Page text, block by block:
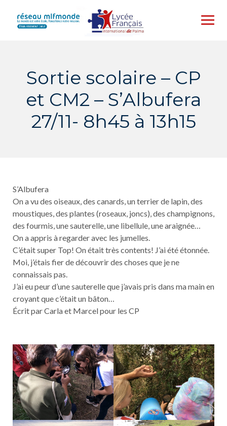
content
Sortie scolaire – CP
et CM2 – S’Albufera
27/11- 8h45 à 13h15
S’Albufera
On a vu des oiseaux, des canards, un terrier de lapin, des
moustiques, des plantes (roseaux, joncs), des champignons,
des fourmis, une sauterelle, une libellule, une araignée…
On a appris à regarder avec les jumelles.
C’était super Top! On était très contents! J’ai été étonnée.
Moi, j’étais fier de découvrir des choses que je ne
connaissais pas.
J’ai eu peur d’une sauterelle que j’avais pris dans ma main en
croyant que c’était un bâton…
Écrit par Carla et Marcel pour les CP